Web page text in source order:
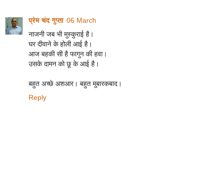
प्रेम चंद गुप्ता 06 March
नाजनी जब भी मुस्कुराई है।
घर दीवाने के होली आई है।
आज बहकी सी है फागुन की हवा।
उसके दामन को छू के आई है।
बहुत अच्छे अशआर। बहुत मुबारकबाद।
Reply